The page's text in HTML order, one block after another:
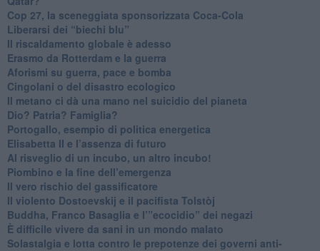
​Cop 27, la sceneggiata sponsorizzata Coca-Cola
​Liberarsi dei “biechi blu”
Il riscaldamento globale è adesso
​Erasmo da Rotterdam e la guerra
​Aforismi su guerra, pace e bomba
Cingolani o del disastro ecologico
​Il metano ci dà una mano nel suicidio del pianeta
​Dio? Patria? Famiglia?
Portogallo, esempio di politica energetica
​Elisabetta II e l’assenza di futuro
Al risveglio di un incubo, un altro incubo!
​Piombino e la fine dell’emergenza
​Il vero rischio del gassificatore
​Il violento Dostoevskij e il pacifista Tolstòj
​Buddha, Franco Basaglia e l’”ecocidio” dei negazi
​È difficile vivere da sani in un mondo malato
Solastalgia e lotta contro le prepotenze dei governi anti-